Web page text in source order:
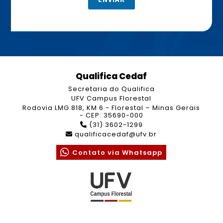
Qualifica Cedaf
Secretaria do Qualifica
UFV Campus Florestal
Rodovia LMG 818, KM 6 - Florestal – Minas Gerais
- CEP: 35690-000
(31) 3602-1299
qualificacedaf@ufv.br
Contato via Whatsapp